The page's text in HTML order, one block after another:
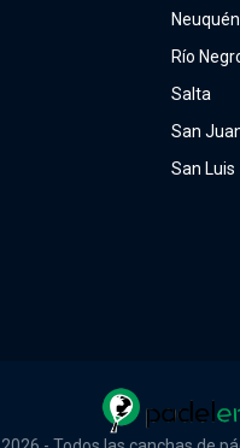
Neuquén
Río
Salta
San
San Luis